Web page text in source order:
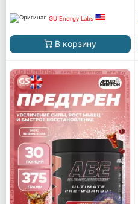
GU Energy Labs
В корзину